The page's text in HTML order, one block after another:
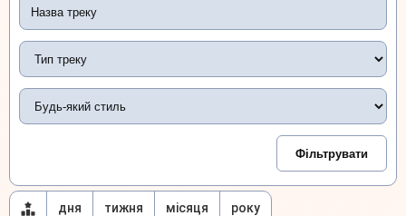
дня тижня місяця року